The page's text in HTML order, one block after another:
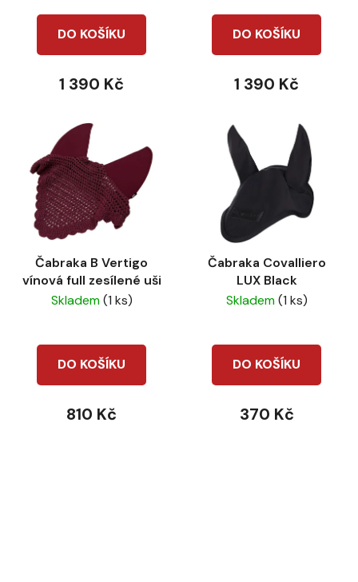
DO KOŠÍKU
1 390 Kč
DO KOŠÍKU
1 390 Kč
Čabraka B Vertigo
vínová full zesílené uši
Skladem(1 ks)
DO KOŠÍKU
810 Kč
Čabraka Covalliero
LUX Black
Skladem(1 ks)
DO KOŠÍKU
370 Kč